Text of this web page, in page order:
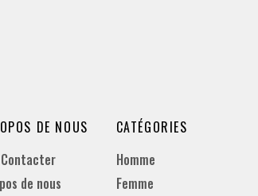
DE NOUS
de nous
CATÉGORIES
Homme
Femme